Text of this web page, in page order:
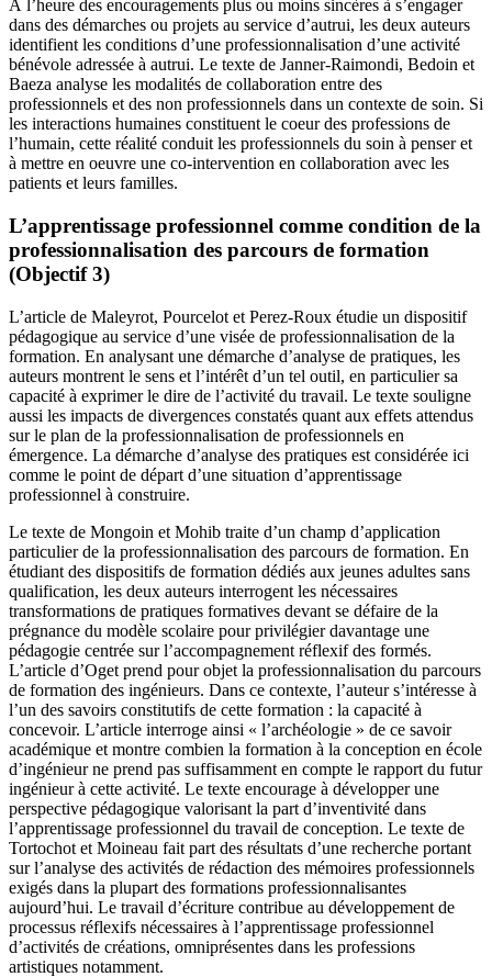
À l’heure des encouragements plus ou moins sincères à s’engager
dans des démarches ou projets au service d’autrui, les deux auteurs
identifient les conditions d’une professionnalisation d’une activité
bénévole adressée à autrui. Le texte de Janner-Raimondi, Bedoin et
Baeza analyse les modalités de collaboration entre des
professionnels et des non professionnels dans un contexte de soin. Si
les interactions humaines constituent le coeur des professions de
l’humain, cette réalité conduit les professionnels du soin à penser et
à mettre en oeuvre une co-intervention en collaboration avec les
patients et leurs familles.
L’apprentissage professionnel comme condition de la
professionnalisation des parcours de formation
(Objectif 3)
L’article de Maleyrot, Pourcelot et Perez-Roux étudie un dispositif
pédagogique au service d’une visée de professionnalisation de la
formation. En analysant une démarche d’analyse de pratiques, les
auteurs montrent le sens et l’intérêt d’un tel outil, en particulier sa
capacité à exprimer le dire de l’activité du travail. Le texte souligne
aussi les impacts de divergences constatés quant aux effets attendus
sur le plan de la professionnalisation de professionnels en
émergence. La démarche d’analyse des pratiques est considérée ici
comme le point de départ d’une situation d’apprentissage
professionnel à construire.
Le texte de Mongoin et Mohib traite d’un champ d’application
particulier de la professionnalisation des parcours de formation. En
étudiant des dispositifs de formation dédiés aux jeunes adultes sans
qualification, les deux auteurs interrogent les nécessaires
transformations de pratiques formatives devant se défaire de la
prégnance du modèle scolaire pour privilégier davantage une
pédagogie centrée sur l’accompagnement réflexif des formés.
L’article d’Oget prend pour objet la professionnalisation du parcours
de formation des ingénieurs. Dans ce contexte, l’auteur s’intéresse à
l’un des savoirs constitutifs de cette formation : la capacité à
concevoir. L’article interroge ainsi « l’archéologie » de ce savoir
académique et montre combien la formation à la conception en école
d’ingénieur ne prend pas suffisamment en compte le rapport du futur
ingénieur à cette activité. Le texte encourage à développer une
perspective pédagogique valorisant la part d’inventivité dans
l’apprentissage professionnel du travail de conception. Le texte de
Tortochot et Moineau fait part des résultats d’une recherche portant
sur l’analyse des activités de rédaction des mémoires professionnels
exigés dans la plupart des formations professionnalisantes
aujourd’hui. Le travail d’écriture contribue au développement de
processus réflexifs nécessaires à l’apprentissage professionnel
d’activités de créations, omniprésentes dans les professions
artistiques notamment.